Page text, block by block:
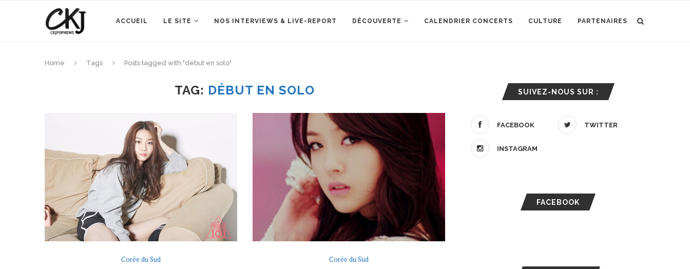
ACCUEIL LE SITE NOS INTERVIEWS & LIVE-REPORT DÉCOUVERTE CALENDRIER CONCERTS CULTURE PARTENAIRES
Home Tags Posts tagged with "début en solo"
TAG: DÉBUT EN SOLO
Corée du Sud Corée du Sud
SUIVEZ-NOUS SUR :
FACEBOOK TWITTER
INSTAGRAM
FACEBOOK